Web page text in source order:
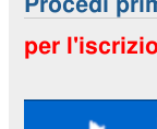
Procedi
per